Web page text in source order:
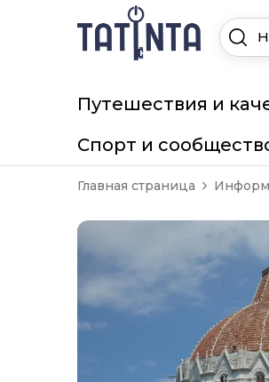
Путешествия и
Спорт и
Главная страница